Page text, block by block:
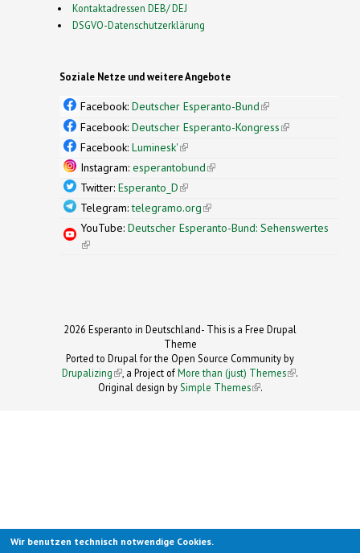
Kontaktadressen DEB/ DEJ
DSGVO-Datenschutzerklärung
Soziale Netze und weitere Angebote
Facebook: Deutscher Esperanto-Bund(link is
external)
Facebook: Deutscher Esperanto-Kongress(link is
Facebook: Luminesk'(link is external)
Instagram: esperantobund(link is external)
Twitter: Esperanto_D(link is external)
Telegram:telegramo.org(link is external)
YouTube: Deutscher Esperanto-Bund: Sehenswertes
(link is external)
2026 Esperanto in Deutschland- This is a Free Drupal
Theme
Ported to Drupal for the Open Source Community by
Drupalizing(link is external)
, a Project ofMore than (just) Themes (link is
.
Original design by Simple Themes
(link is
.
Wir benutzen technisch notwendige Cookies.